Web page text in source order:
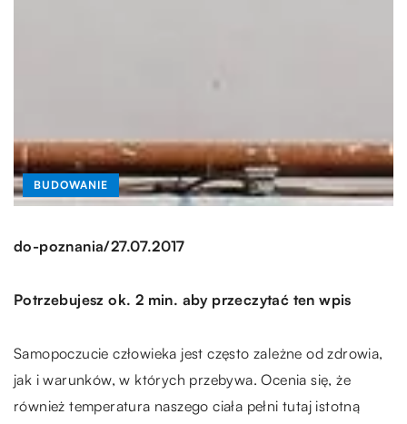
BUDOWANIE
do-poznania/27.07.2017
Potrzebujesz ok. 2 min. aby przeczytać ten wpis
Samopoczucie człowieka jest często zależne od zdrowia,
jak i warunków, w których przebywa. Ocenia się, że
również temperatura naszego ciała pełni tutaj istotną